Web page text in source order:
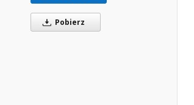
Pobierz